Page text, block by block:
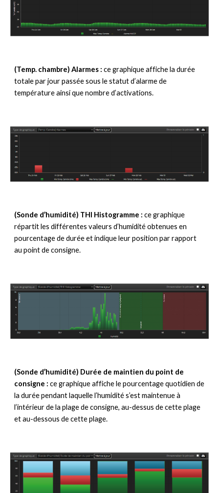
(Temp. chambre) Alarmes : ce graphique affiche la durée
totale par jour passée sous le statut d’alarme de
température ainsi que nombre d’activations.
(Sonde d’humidité) THI Histogramme : ce graphique
répartit les différentes valeurs d’humidité obtenues en
pourcentage de durée et indique leur position par rapport
au point de consigne.
(Sonde d’humidité) Durée de maintien du point de
consigne : ce graphique affiche le pourcentage quotidien de
la durée pendant laquelle l’humidité s’est maintenue à
l’intérieur de la plage de consigne, au-dessus de cette plage
et au-dessous de cette plage.